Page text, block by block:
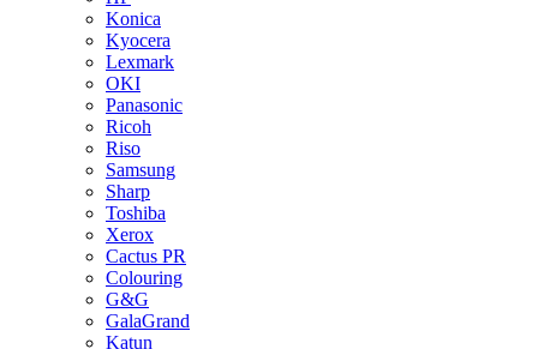
Konica
Kyocera
Lexmark
OKI
Panasonic
Ricoh
Riso
Samsung
Sharp
Toshiba
Xerox
Cactus PR
Colouring
G&G
GalaGrand
Katun